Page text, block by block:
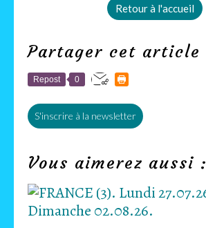
Retour à l'accueil
Partager cet article
Repost 0
S'inscrire à la newsletter
Vous aimerez aussi :